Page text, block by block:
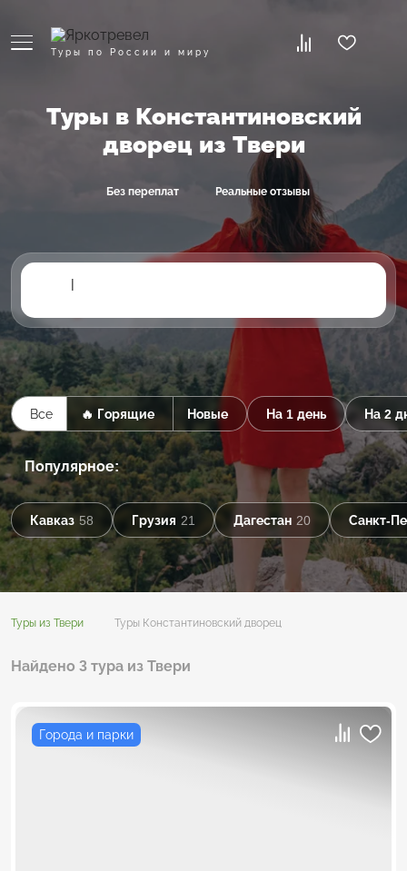
Туры по России и миру
Туры в Константиновский
дворец из Твери
Без переплат Реальные отзывы
|
Все 🔥 Горящие Новые На 1 день На 2
Популярное:
Кавказ 58 Грузия 21 Дагестан 20 Санкт-
Туры из Твери Туры Константиновский дворец
Найдено 3 тура из Твери
Города и парки